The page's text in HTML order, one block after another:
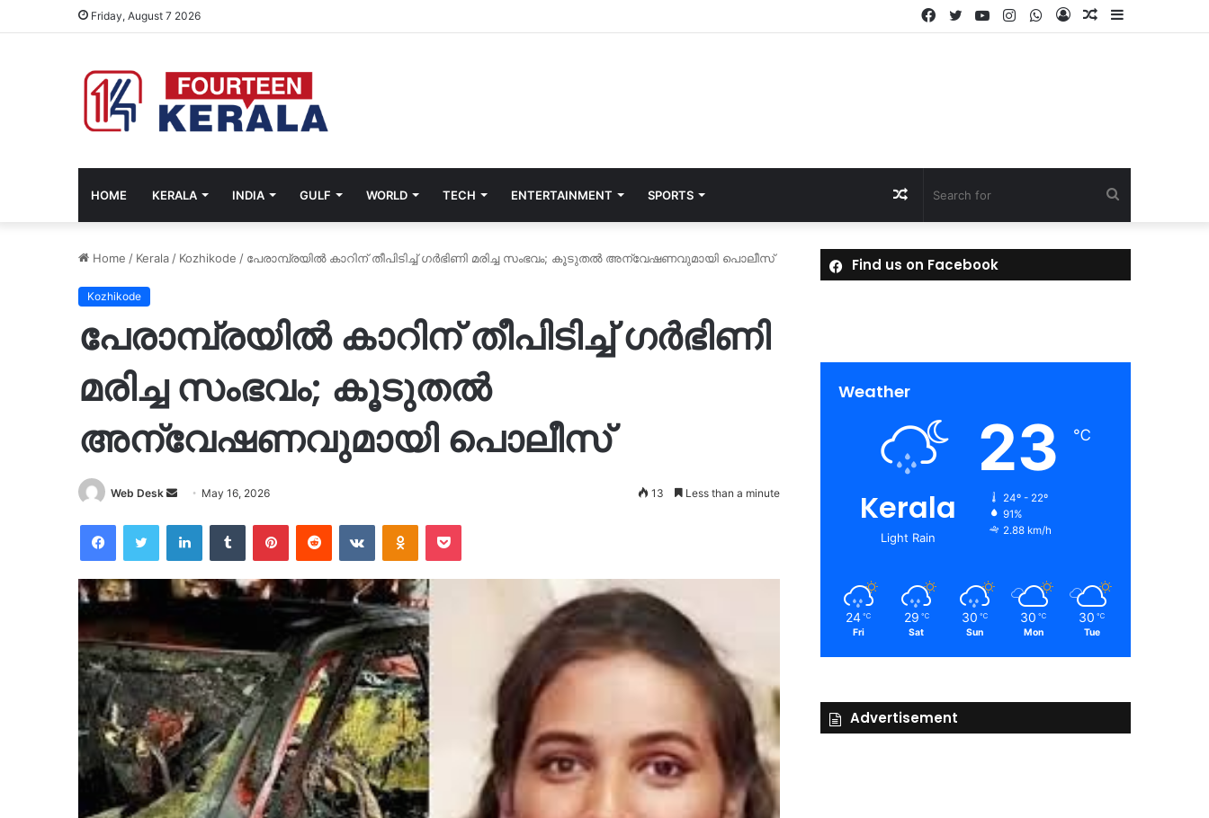
Friday, August 7 2026 Sidebar
Random
Log
WhatsApp
Instagram
YouTube
Twitter
Facebook
HOME KERALA INDIA GULF WORLD TECH ENTERTAINMENT SPORTS
for
Random
Article
Home / Kerala / Kozhikode / പേരാമ്പ്രയിൽ കാറിന് തീപിടിച്ച് ഗർഭിണി മരിച്ച സംഭവം; കൂടുതൽ അന്വേഷണവുമായി പൊലീസ്
Kozhikode
പേരാമ്പ്രയിൽ കാറിന് തീപിടിച്ച് ഗർഭിണി
മരിച്ച സംഭവം; കൂടുതൽ
അന്വേഷണവുമായി പൊലീസ്
Web Desk
Send
email
May 16, 2026 13 Less than a minute
FacebookTwitter LinkedInTumblr PinterestReddit VKontakteOdnoklassniki
Pocket
Find us on Facebook
Weather
Kerala
Light Rain
23 ℃
24º - 22º
91%
2.88 km/h
24 ℃
Fri
29 ℃
Sat
30 ℃
Sun
30 ℃
Mon
30 ℃
Tue
Advertisement